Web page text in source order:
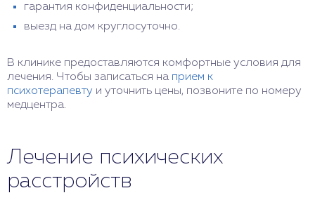
гарантия конфиденциальности;
выезд на дом круглосуточно.
В клинике предоставляются комфортные условия для
лечения. Чтобы записаться на прием к
психотерапевту и уточнить цены, позвоните по номеру
медцентра.
Лечение психических
расстройств